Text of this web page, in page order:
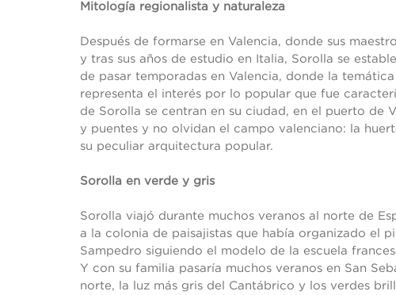
Mitología regionalista y naturaleza
Después de formarse en Valencia, donde sus
y tras sus años de estudio en Italia, Sorolla se
de pasar temporadas en Valencia, donde la
representa el interés por lo popular que fue
de Sorolla se centran en su ciudad, en el puerto de
y puentes y no olvidan el campo valenciano: la
su peculiar arquitectura popular.
Sorolla en verde y gris
Sorolla viajó durante muchos veranos al norte de
a la colonia de paisajistas que había organizado el
Sampedro siguiendo el modelo de la escuela
Y con su familia pasaría muchos veranos en San
norte, la luz más gris del Cantábrico y los verdes